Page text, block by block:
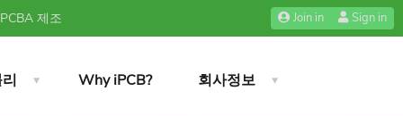
제조 Join in Sign in
Why iPCB? 회사정보